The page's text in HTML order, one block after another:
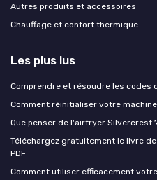
Autres produits et accessoires
Chauffage et confort thermique
Les plus lus
Comprendre et résoudre les codes
Comment réinitialiser votre
Que penser de l'airfryer Silvercrest
Téléchargez gratuitement le livre
PDF
Comment utiliser efficacement